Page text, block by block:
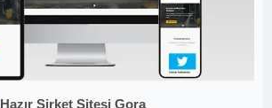
Hazır Şirket Sitesi Gora